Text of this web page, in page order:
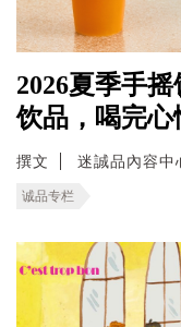
2026夏季手
饮品，喝完
撰文 迷誠品內容中
诚品专栏